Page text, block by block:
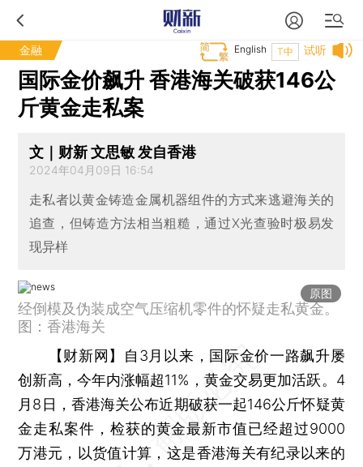
金融 试听
T中
English
国际金价飙升 香港海关破获146公
斤黄金走私案
文｜财新 文思敏 发自香港
2024年04月09日 16:54
走私者以黄金铸造金属机器组件的方式来逃避海关的
追查，但铸造方法相当粗糙，通过X光查验时极易发
现异样
原图
经倒模及伪装成空气压缩机零件的怀疑走私黄金。
图：香港海关
【财新网】 自3月以来，国际金价一路飙升屡
创新高，今年内涨幅超11%，黄金交易更加活跃。4
月8日，香港海关公布近期破获一起146公斤怀疑黄
金走私案件，检获的黄金最新市值已经超过9000
万港元，以货值计算，这是香港海关有纪录以来的